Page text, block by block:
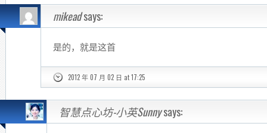
mikeadsays:
是的，就是这首
2012 年 07 月 02 日 at 17:25
智慧点心坊-小英Sunnysays: